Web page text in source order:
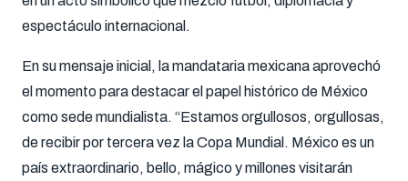
espectáculo internacional.
En su mensaje inicial, la mandataria mexicana aprovechó
el momento para destacar el papel histórico de México
como sede mundialista. “Estamos orgullosos, orgullosas,
de recibir por tercera vez la Copa Mundial. México es un
país extraordinario, bello, mágico y millones visitarán